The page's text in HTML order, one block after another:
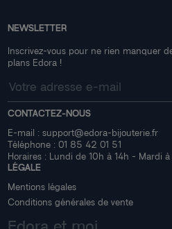
NEWSLETTER
Inscrivez-vous pour ne rien manquer
plans Edora !
CONTACTEZ-NOUS
E-mail : support@edora-bijouterie.fr
Téléphone : 01 85 42 01 51
Horaires : Lundi de 10h à 14h - Mardi
LÉGALE
Mentions légales
Conditions générales de vente